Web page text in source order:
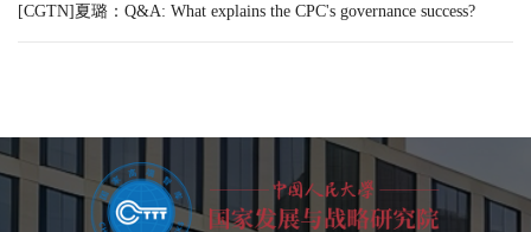
[CGTN]夏璐：Q&A: What explains the CPC's governance success?